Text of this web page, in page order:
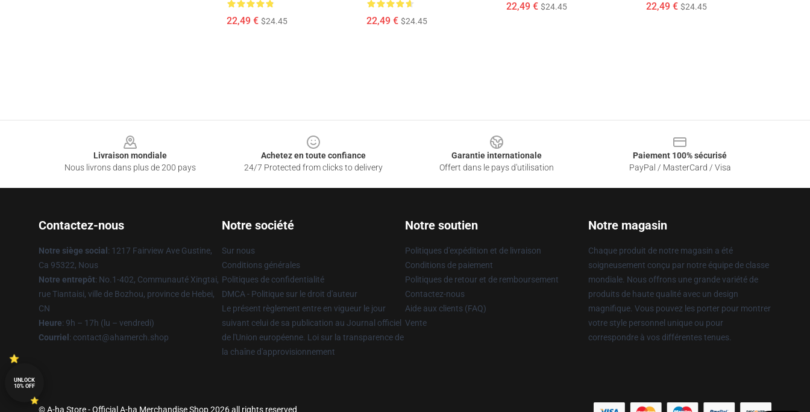
22,49 € $24.45 22,49 € $24.45
22,49 € $24.45 22,49 € $24.45
Livraison mondiale
Nous livrons dans plus de 200 pays
Achetez en toute confiance
24/7 Protected from clicks to delivery
Garantie internationale
Offert dans le pays d'utilisation
Paiement 100% sécurisé
PayPal / MasterCard / Visa
Contactez-nous
Notre siège social : 1217 Fairview Ave Gustine,
Ca 95322, Nous
Notre entrepôt: No.1-402, Communauté Xingtai,
rue Tiantaisi, ville de Bozhou, province de Hebei,
CN
Heure: 9h – 17h (lu – vendredi)
Courriel : contact@ahamerch.shop
Notre société
Sur nous
Conditions générales
Politiques de confidentialité
DMCA - Politique sur le droit d'auteur
Le présent règlement entre en vigueur le jour
suivant celui de sa publication au Journal officiel
de l'Union européenne. Loi sur la transparence de
la chaîne d'approvisionnement
Notre soutien
Politiques d'expédition et de livraison
Conditions de paiement
Politiques de retour et de remboursement
Contactez-nous
Aide aux clients (FAQ)
Vente
Notre magasin
Chaque produit de notre magasin a été
soigneusement conçu par notre équipe de classe
mondiale. Nous offrons une grande variété de
produits de haute qualité avec un design
magnifique. Vous pouvez les porter pour montrer
votre style personnel unique ou pour
correspondre à vos différentes tenues.
© A-ha Store - Official A-ha Merchandise Shop 2026 all rights reserved
UNLOCK
10% OFF